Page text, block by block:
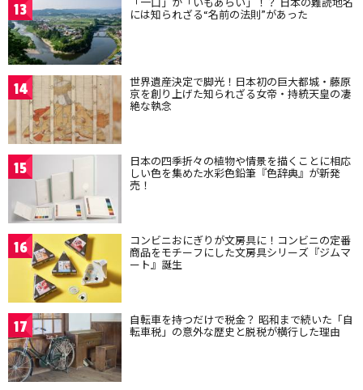
13 には知られざる“名前の法則”があった
14 世界遺産決定で脚光！日本初の巨大都城・藤原
京を創り上げた知られざる女帝・持統天皇の凄
絶な執念
15 日本の四季折々の植物や情景を描くことに相応
しい色を集めた水彩色鉛筆『色辞典』が新発
売！
16 コンビニおにぎりが文房具に！コンビニの定番
商品をモチーフにした文房具シリーズ『ジムマ
ート』誕生
17 自転車を持つだけで税金？ 昭和まで続いた「自
転車税」の意外な歴史と脱税が横行した理由